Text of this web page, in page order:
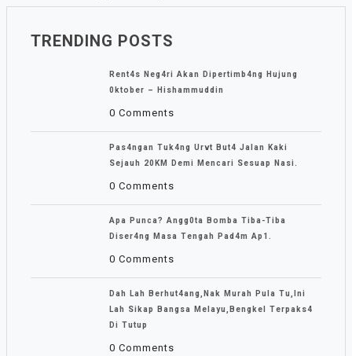
TRENDING POSTS
Rent4s Neg4ri Akan Dipertimb4ng Hujung
0ktober – Hishammuddin
0 Comments
Pas4ngan Tuk4ng Urvt But4 JaIan Kaki
Sejauh 20KM Demi Mencari Sesuap Nasi.
0 Comments
Apa Punca? Angg0ta Bomba Tiba-Tiba
Diser4ng Masa Tengah Pad4m Ap1.
0 Comments
Dah Lah Berhut4ang,Nak Murah Pula Tu,Ini
Lah Sikap Bangsa Melayu,Bengkel Terpaks4
Di Tutup
0 Comments